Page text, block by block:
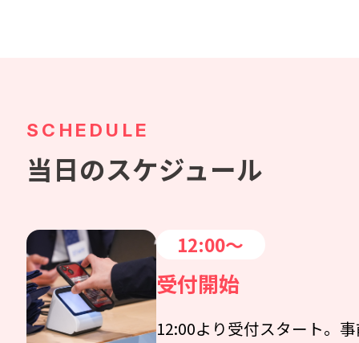
SCHEDULE
当日のスケジュール
12:00～
受付開始
12:00より受付スタート。